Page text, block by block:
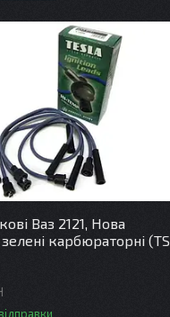
Ваз 2121, Нова
карбюраторні (TS